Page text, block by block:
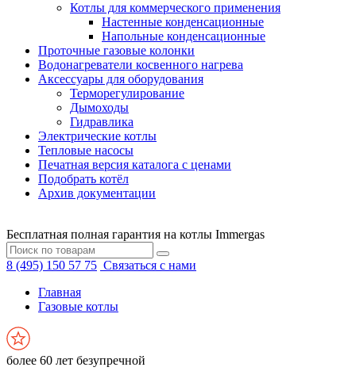
Котлы для коммерческого применения
Настенные конденсационные
Напольные конденсационные
Проточные газовые колонки
Водонагреватели косвенного нагрева
Аксессуары для оборудования
Терморегулирование
Дымоходы
Гидравлика
Электрические котлы
Тепловые насосы
Печатная версия каталога с ценами
Подобрать котёл
Архив документации
Бесплатная полная гарантия на котлы Immergas
8 (495) 150 57 75 Связаться с нами
Главная
Газовые котлы
более 60 лет безупречной